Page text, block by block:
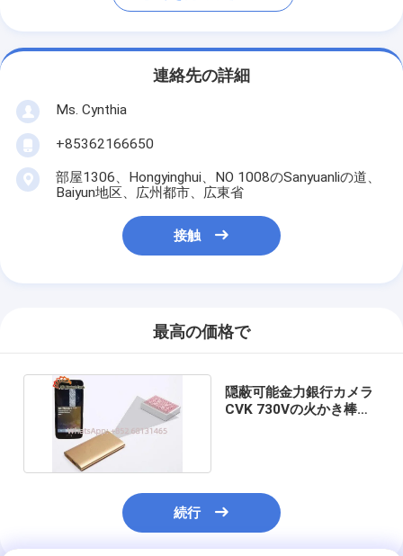
連絡先の詳細
Ms. Cynthia
‪+85362166650‬
部屋1306、Hongyinghui、NO 1008のSanyuanliの道、
Baiyun地区、広州都市、広東省
接触
最高の価格で
隠蔽可能金力銀行カメラ
CVK 730Vの火かき棒カ
続行